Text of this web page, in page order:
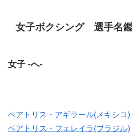
女子ボクシング 選手名
女子 -へ-
ベアトリス・アギラール(メキシコ)
ベアトリス・フェレイラ(ブラジル)